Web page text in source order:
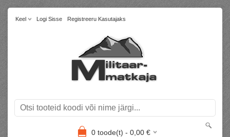
Keel Logi Sisse Registreeru Kasutajaks
0toode(t) - 0,00€